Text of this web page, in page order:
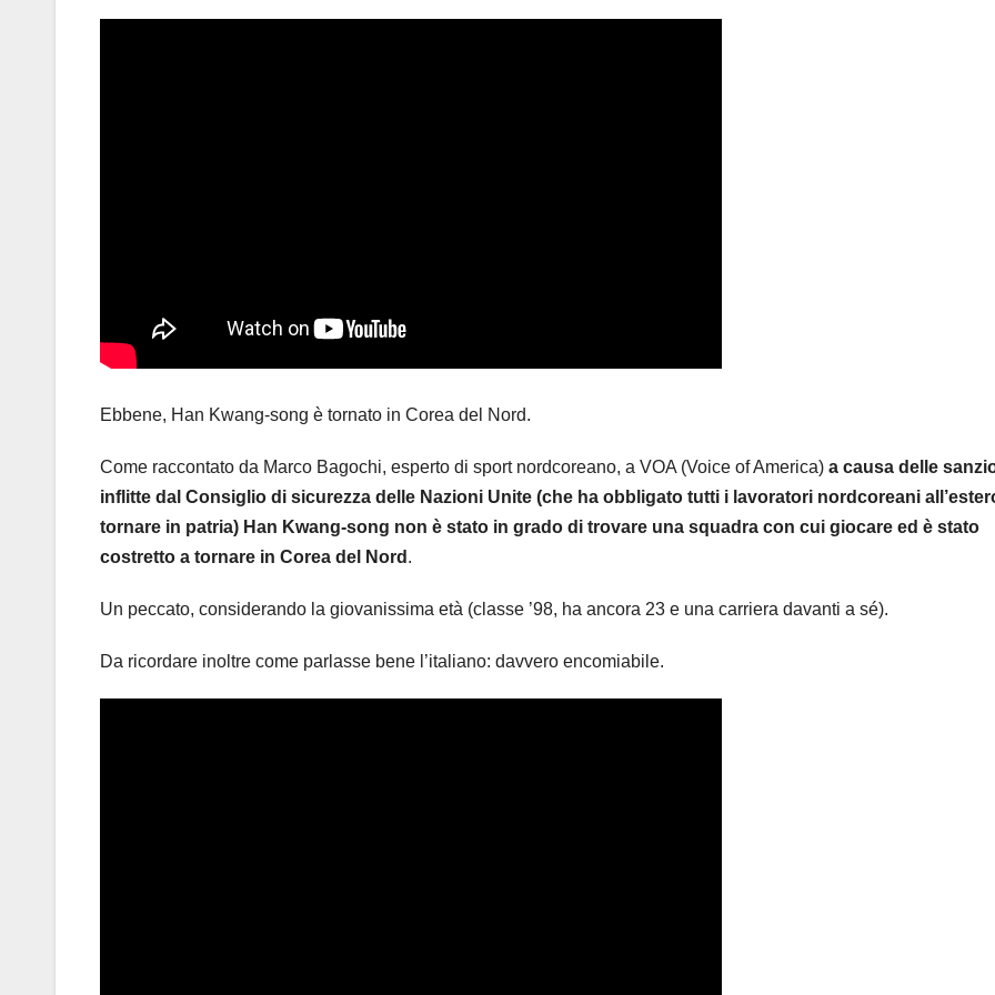
Ebbene, Han Kwang-song è tornato in Corea del Nord.
Come raccontato da Marco Bagochi, esperto di sport nordcoreano, a VOA (Voice of America) a causa delle
inflitte dal Consiglio di sicurezza delle Nazioni Unite (che ha obbligato tutti i lavoratori nordcoreani
tornare in patria) Han Kwang-song non è stato in grado di trovare una squadra con cui giocare ed è stato
costretto a tornare in Corea del Nord .
Un peccato, considerando la giovanissima età (classe ’98, ha ancora 23 e una carriera davanti a sé).
Da ricordare inoltre come parlasse bene l’italiano: davvero encomiabile.